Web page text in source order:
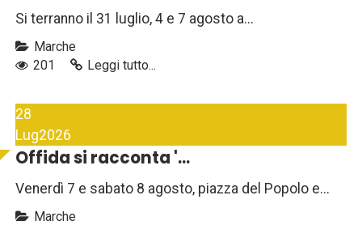
Si terranno il 31 luglio, 4 e 7 agosto a...
Marche
201
Leggi tutto...
28
Lug2026
Offida si racconta '...
Venerdì 7 e sabato 8 agosto, piazza del Popolo e...
Marche